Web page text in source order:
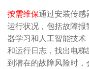
按需维保通过安装传感
运行状况，包括故障
器学习和人工智能技
和运行日志，找出电
到潜在的故障风险时